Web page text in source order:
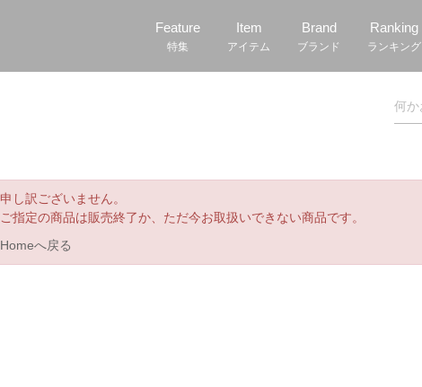
Feature
特集
Item
アイテム
Brand
ブランド
Ranking
ランキング
申し訳ございません。
ご指定の商品は販売終了か、ただ今お取扱いできない商品です。
Homeへ戻る